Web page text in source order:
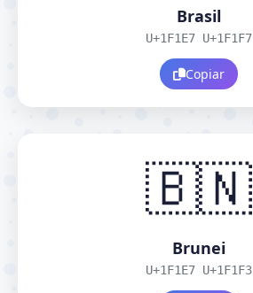
Brasil
U+1F1E7 U+1F1F7
Copiar
🇧🇳
Brunei
U+1F1E7 U+1F1F3